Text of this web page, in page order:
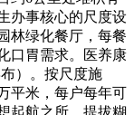
办事核心的尺度设
林绿化餐厅，每餐
口胃需求。医养康
）。按尺度施
平米，每户每年可
起航之所。提拔糊